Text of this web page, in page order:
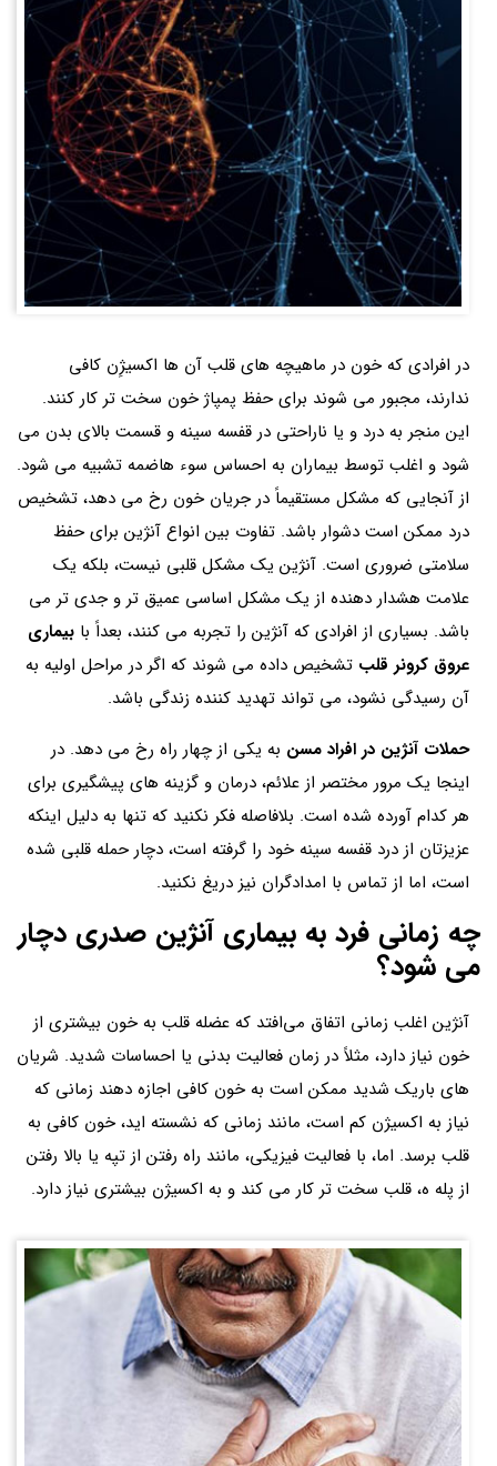
در افرادی که خون در ماهیچه های قلب آن ها اکسیژِن کافی
ندارند، مجبور می شوند برای حفظ پمپاژ خون سخت تر کار کنند.
این منجر به درد و یا ناراحتی در قفسه سینه و قسمت بالای بدن می
شود و اغلب توسط بیماران به احساس سوء هاضمه تشبیه می شود.
از آنجایی که مشکل مستقیماً در جریان خون رخ می دهد، تشخیص
درد ممکن است دشوار باشد. تفاوت بین انواع آنژین برای حفظ
سلامتی ضروری است. آنژین یک مشکل قلبی نیست، بلکه یک
علامت هشدار دهنده از یک مشکل اساسی عمیق تر و جدی تر می
باشد. بسیاری از افرادی که آنژین را تجربه می کنند، بعداً با بیماری
عروق کرونر قلب تشخیص داده می شوند که اگر در مراحل اولیه به
آن رسیدگی نشود، می تواند تهدید کننده زندگی باشد.
حملات آنژین در افراد مسن به یکی از چهار راه رخ می دهد. در
اینجا یک مرور مختصر از علائم، درمان و گزینه های پیشگیری برای
هر کدام آورده شده است. بلافاصله فکر نکنید که تنها به دلیل اینکه
عزیزتان از درد قفسه سینه خود را گرفته است، دچار حمله قلبی شده
است، اما از تماس با امدادگران نیز دریغ نکنید.
چه زمانی فرد به بیماری آنژین صدری دچار
می شود؟
آنژین اغلب زمانی اتفاق می‌افتد که عضله قلب به خون بیشتری از
خون نیاز دارد، مثلاً در زمان فعالیت بدنی یا احساسات شدید. شریان
های باریک شدید ممکن است به خون کافی اجازه دهند زمانی که
نیاز به اکسیژن کم است، مانند زمانی که نشسته اید، خون کافی به
قلب برسد. اما، با فعالیت فیزیکی، مانند راه رفتن از تپه یا بالا رفتن
از پله ه، قلب سخت تر کار می کند و به اکسیژن بیشتری نیاز دارد.